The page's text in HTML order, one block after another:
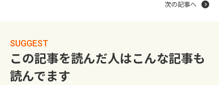
次の記事へ
SUGGEST
この記事を読んだ人はこんな記事も
読んでます